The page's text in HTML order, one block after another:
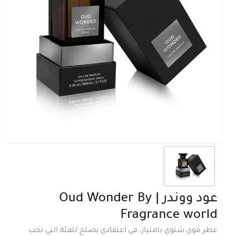
عود ووندر | Oud Wonder By
Fragrance world
عطر قوي شتوي بامتياز، في اعتقادي يصلح للفئة التي تحب